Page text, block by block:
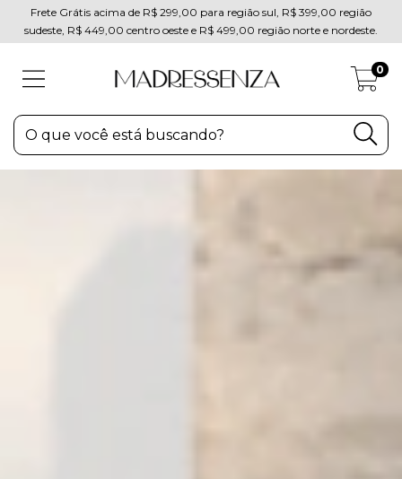
Frete Grátis acima de R$ 299,00 para região sul, R$ 399,00 região
sudeste, R$ 449,00 centro oeste e R$ 499,00 região norte e nordeste.
0